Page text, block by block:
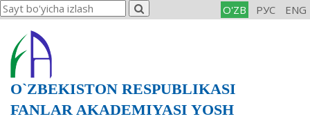
O'ZB РУС ENG
O`ZBEKISTON RESPUBLIKASI
FANLAR AKADEMIYASI YOSH